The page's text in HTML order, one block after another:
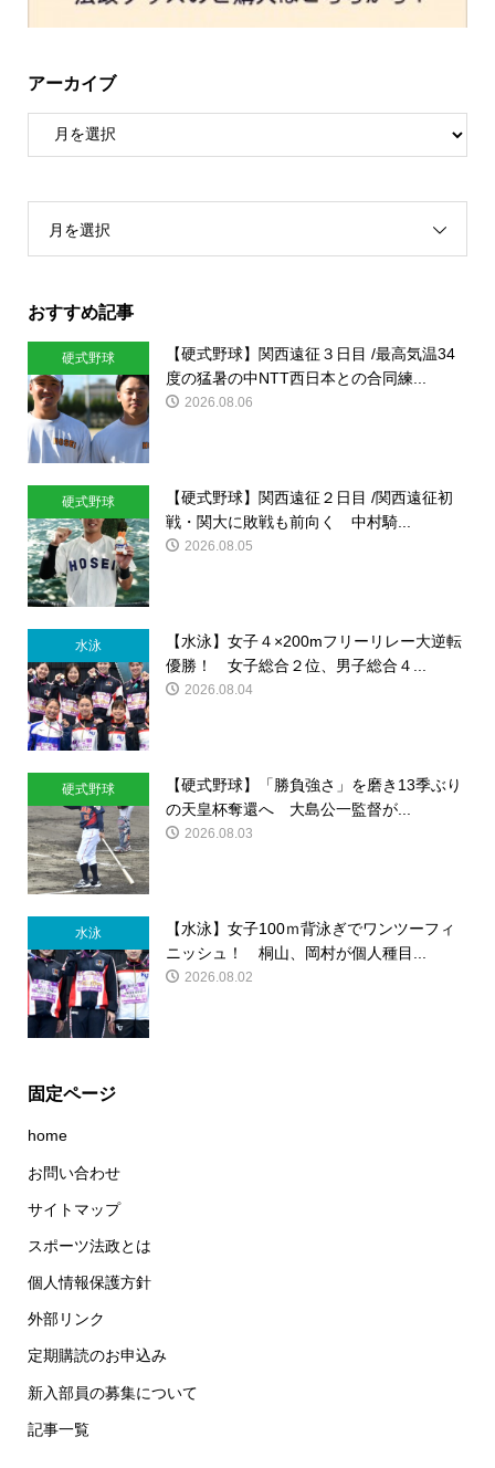
アーカイブ
月を選択
おすすめ記事
硬式野球
【硬式野球】関西遠征３日目 /最高気温34
度の猛暑の中NTT西日本との合同練...
2026.08.06
硬式野球
【硬式野球】関西遠征２日目 /関西遠征初
戦・関大に敗戦も前向く 中村騎...
2026.08.05
水泳
【水泳】女子４×200mフリーリレー大逆転
優勝！ 女子総合２位、男子総合４...
2026.08.04
硬式野球
【硬式野球】「勝負強さ」を磨き13季ぶり
の天皇杯奪還へ 大島公一監督が...
2026.08.03
水泳
【水泳】女子100ｍ背泳ぎでワンツーフィ
ニッシュ！ 桐山、岡村が個人種目...
2026.08.02
固定ページ
home
お問い合わせ
サイトマップ
スポーツ法政とは
個人情報保護方針
外部リンク
定期購読のお申込み
新入部員の募集について
記事一覧